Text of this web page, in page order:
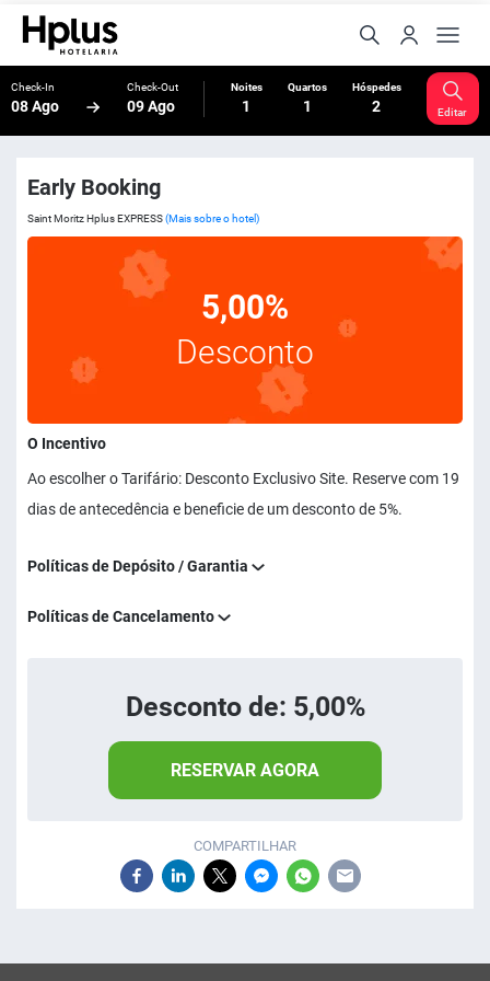
Check-In
08 Ago
Check-Out
09 Ago
Noites
1
Quartos
1
Hóspedes
2 Editar
Early Booking
Saint Moritz Hplus EXPRESS(Mais sobre o hotel)
5,00%
Desconto
O Incentivo
Ao escolher o Tarifário: Desconto Exclusivo Site. Reserve com 19
dias de antecedência e beneficie de um desconto de 5%.
Políticas de Depósito / Garantia
Políticas de Cancelamento
Desconto de: 5,00%
RESERVAR AGORA
COMPARTILHAR